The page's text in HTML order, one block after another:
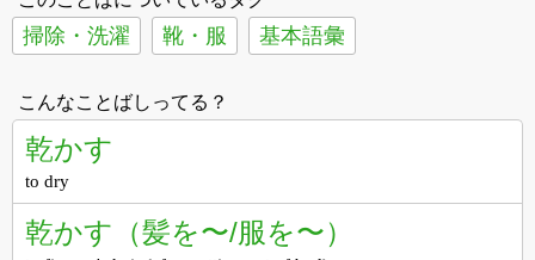
掃除・洗濯 靴・服 基本語彙
こんなことばしってる？
乾かす
to dry
乾かす（髪を〜/服を〜）